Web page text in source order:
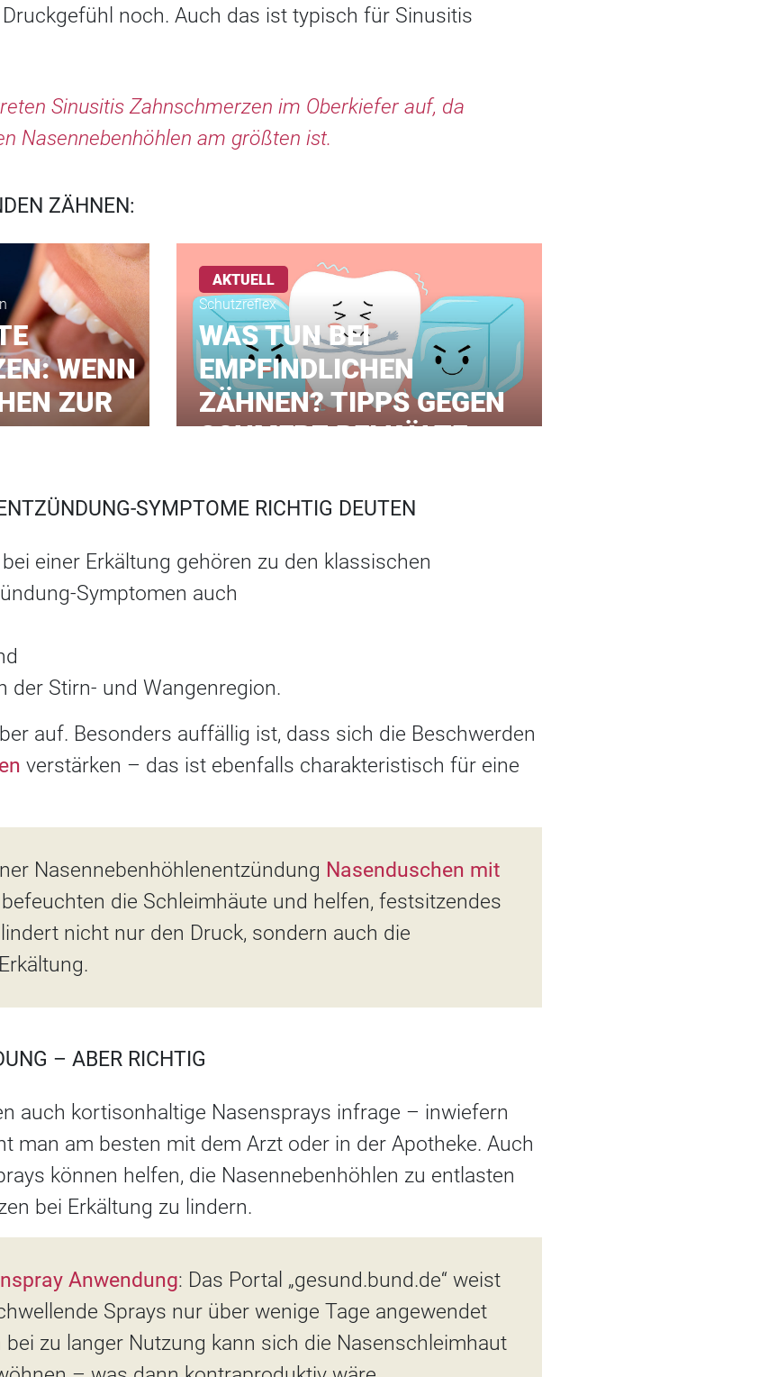
noch. Auch das ist typisch für Sinusitis
Sinusitis Zahnschmerzen im Oberkiefer auf, da
Nasennebenhöhlen am größten ist.
ZÄHNEN:
WENN
ZUR
AKTUELL
Schutzreflex
WAS TUN BEI
EMPFINDLICHEN
ZÄHNEN? TIPPS GEGEN
SCHMERZ BEI KÄLTE
SYMPTOME RICHTIG DEUTEN
einer Erkältung gehören zu den klassischen
Symptomen auch
der Stirn- und Wangenregion.
auf. Besonders auffällig ist, dass sich die Beschwerden
verstärken – das ist ebenfalls charakteristisch für eine
Nasennebenhöhlenentzündung Nasenduschen mit
befeuchten die Schleimhäute und helfen, festsitzendes
nicht nur den Druck, sondern auch die
– ABER RICHTIG
auch kortisonhaltige Nasensprays infrage – inwiefern
man am besten mit dem Arzt oder in der Apotheke. Auch
können helfen, die Nasennebenhöhlen zu entlasten
bei Erkältung zu lindern.
Anwendung: Das Portal „gesund.bund.de“ weist
Sprays nur über wenige Tage angewendet
zu langer Nutzung kann sich die Nasenschleimhaut